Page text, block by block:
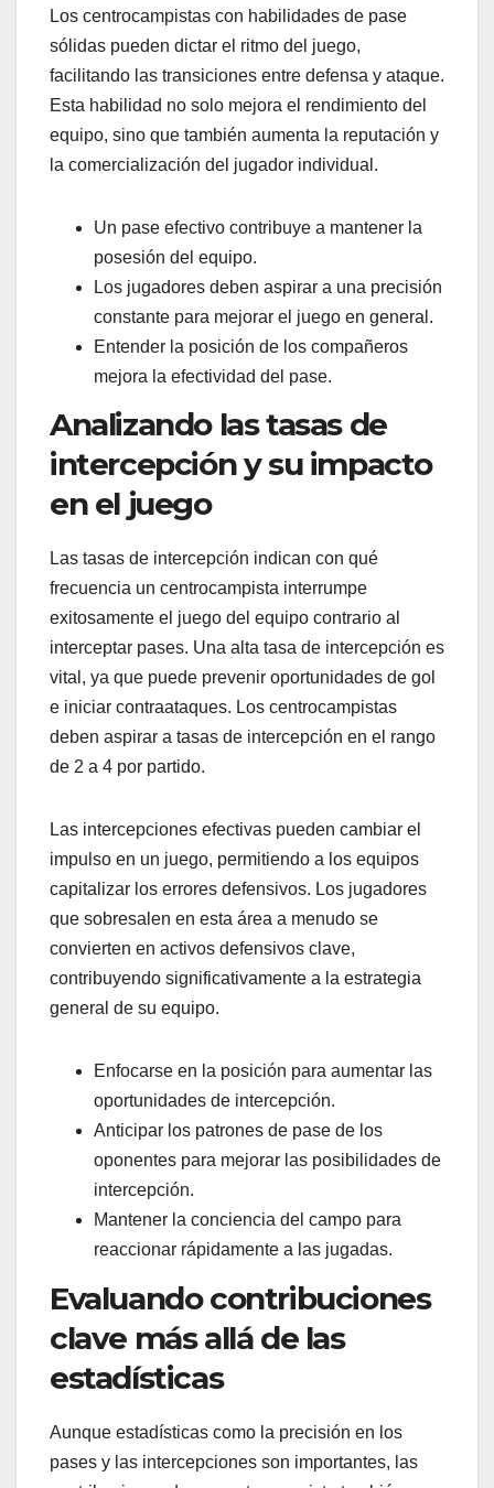
Los centrocampistas con habilidades de pase
sólidas pueden dictar el ritmo del juego,
facilitando las transiciones entre defensa y ataque.
Esta habilidad no solo mejora el rendimiento del
equipo, sino que también aumenta la reputación y
la comercialización del jugador individual.
Un pase efectivo contribuye a mantener la
posesión del equipo.
Los jugadores deben aspirar a una precisión
constante para mejorar el juego en general.
Entender la posición de los compañeros
mejora la efectividad del pase.
Analizando las tasas de
intercepción y su impacto
en el juego
Las tasas de intercepción indican con qué
frecuencia un centrocampista interrumpe
exitosamente el juego del equipo contrario al
interceptar pases. Una alta tasa de intercepción es
vital, ya que puede prevenir oportunidades de gol
e iniciar contraataques. Los centrocampistas
deben aspirar a tasas de intercepción en el rango
de 2 a 4 por partido.
Las intercepciones efectivas pueden cambiar el
impulso en un juego, permitiendo a los equipos
capitalizar los errores defensivos. Los jugadores
que sobresalen en esta área a menudo se
convierten en activos defensivos clave,
contribuyendo significativamente a la estrategia
general de su equipo.
Enfocarse en la posición para aumentar las
oportunidades de intercepción.
Anticipar los patrones de pase de los
oponentes para mejorar las posibilidades de
intercepción.
Mantener la conciencia del campo para
reaccionar rápidamente a las jugadas.
Evaluando contribuciones
clave más allá de las
estadísticas
Aunque estadísticas como la precisión en los
pases y las intercepciones son importantes, las